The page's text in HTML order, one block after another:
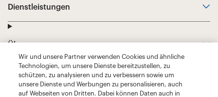
Wir und unsere Partner verwenden Cookies und ähnliche
Technologien, um unsere Dienste bereitzustellen, zu
schützen, zu analysieren und zu verbessern sowie um
unsere Dienste und Werbungen zu personalisieren, auch
auf Webseiten von Dritten. Dabei können Daten auch in